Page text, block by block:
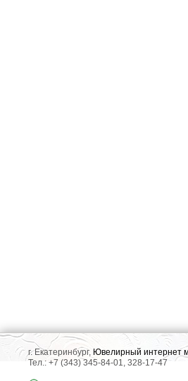
г. Екатеринбург, Ювелирный интернет
Тел.: +7 (343) 345-84-01, 328-17-47